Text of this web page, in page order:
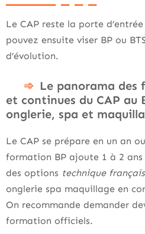
Le CAP reste la porte
pouvez ensuite viser BP ou
d’évolution.
Le panorama
et continues du CAP au
onglerie, spa et
Le CAP se prépare en un an
formation BP ajoute 1 à 2 ans
des options technique
onglerie spa maquillage en
On recommande demander
formation officiels.